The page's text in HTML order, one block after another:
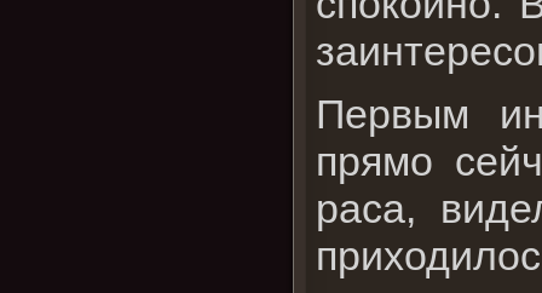
Первым
прямо
раса,